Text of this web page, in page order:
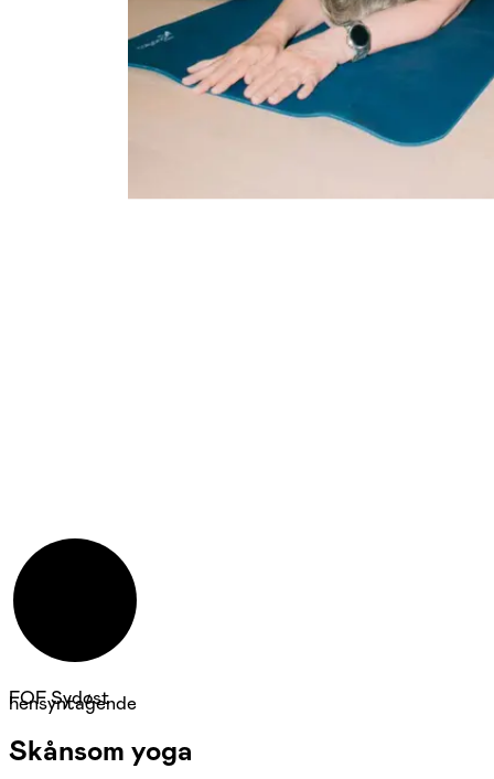
hensyntagende
FOF Sydøst
Skånsom yoga